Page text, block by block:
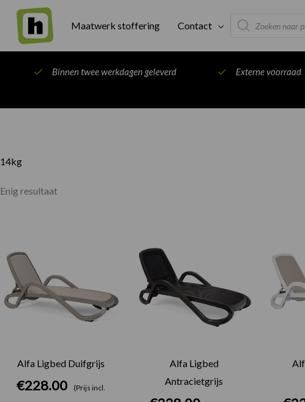
Maatwerk stoffering Contact
Products
search
Binnen twee werkdagen geleverd Externe voorraad
14kg
Enig resultaat
Alfa Ligbed Duifgrijs
€228.00
(Prijs incl.
Alfa Ligbed
Antracietgrijs